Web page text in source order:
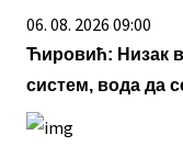
06. 08. 2026 09:00
Ћировић: Низак
систем, вода да